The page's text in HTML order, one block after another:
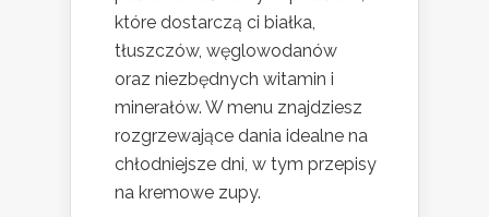
które dostarczą ci białka,
tłuszczów, węglowodanów
oraz niezbędnych witamin i
minerałów. W menu znajdziesz
rozgrzewające dania idealne na
chłodniejsze dni, w tym przepisy
na kremowe zupy.